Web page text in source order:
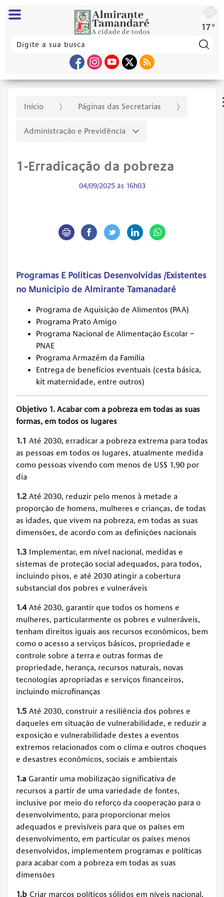
17°
Início Páginas das Secretarias
Administração e Previdência
1-Erradicação da pobreza
04/09/2025 às 16h03
Programas E Politicas Desenvolvidas /Existentes
no Municipio de Almirante Tamanadaré
Programa de Aquisição de Alimentos (PAA)
Programa Prato Amigo
Programa Nacional de Alimentação Escolar –
PNAE
Programa Armazém da Família
Entrega de benefícios eventuais (cesta básica,
kit maternidade, entre outros)
Objetivo 1. Acabar com a pobreza em todas as suas
formas, em todos os lugares
1.1 Até 2030, erradicar a pobreza extrema para todas
as pessoas em todos os lugares, atualmente medida
como pessoas vivendo com menos de US$ 1,90 por
dia
1.2 Até 2030, reduzir pelo menos à metade a
proporção de homens, mulheres e crianças, de todas
as idades, que vivem na pobreza, em todas as suas
dimensões, de acordo com as definições nacionais
1.3 Implementar, em nível nacional, medidas e
sistemas de proteção social adequados, para todos,
incluindo pisos, e até 2030 atingir a cobertura
substancial dos pobres e vulneráveis
1.4 Até 2030, garantir que todos os homens e
mulheres, particularmente os pobres e vulneráveis,
tenham direitos iguais aos recursos econômicos, bem
como o acesso a serviços básicos, propriedade e
controle sobre a terra e outras formas de
propriedade, herança, recursos naturais, novas
tecnologias apropriadas e serviços financeiros,
incluindo microfinanças
1.5 Até 2030, construir a resiliência dos pobres e
daqueles em situação de vulnerabilidade, e reduzir a
exposição e vulnerabilidade destes a eventos
extremos relacionados com o clima e outros choques
e desastres econômicos, sociais e ambientais
1.a Garantir uma mobilização significativa de
recursos a partir de uma variedade de fontes,
inclusive por meio do reforço da cooperação para o
desenvolvimento, para proporcionar meios
adequados e previsíveis para que os países em
desenvolvimento, em particular os países menos
desenvolvidos, implementem programas e políticas
para acabar com a pobreza em todas as suas
dimensões
1.b Criar marcos políticos sólidos em níveis nacional,